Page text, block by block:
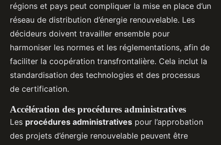
régions et pays peut compliquer la mise en place d’un
réseau de distribution d’énergie renouvelable. Les
décideurs doivent travailler ensemble pour
harmoniser les normes et les réglementations, afin de
faciliter la coopération transfrontalière. Cela inclut la
standardisation des technologies et des processus
de certification.
Accélération des procédures administratives
Les procédures administratives pour l’approbation
des projets d’énergie renouvelable peuvent être